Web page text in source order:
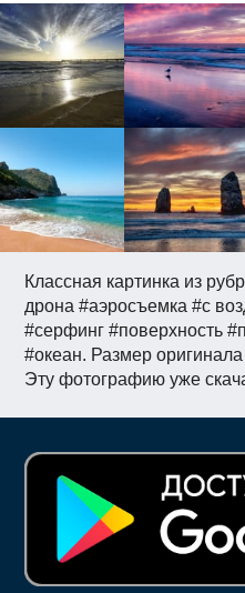
Классная картинка из
дрона #аэросъемка #c
#серфинг #поверхность
#океан. Размер
Эту фотографию уже